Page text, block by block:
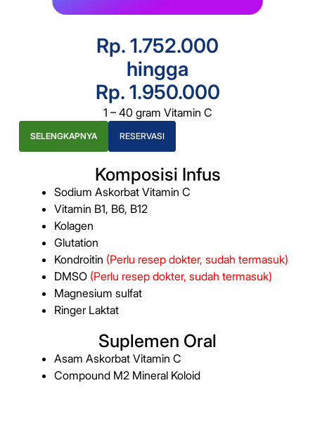
Rp. 1.752.000
hingga
Rp. 1.950.000
1 – 40 gram Vitamin C
SELENGKAPNYA RESERVASI
Komposisi Infus
Sodium Askorbat Vitamin C
Vitamin B1, B6, B12
Kolagen
Glutation
Kondroitin (Perlu resep dokter, sudah termasuk)
DMSO (Perlu resep dokter, sudah termasuk)
Magnesium sulfat
Ringer Laktat
Suplemen Oral
Asam Askorbat Vitamin C
Compound M2 Mineral Koloid